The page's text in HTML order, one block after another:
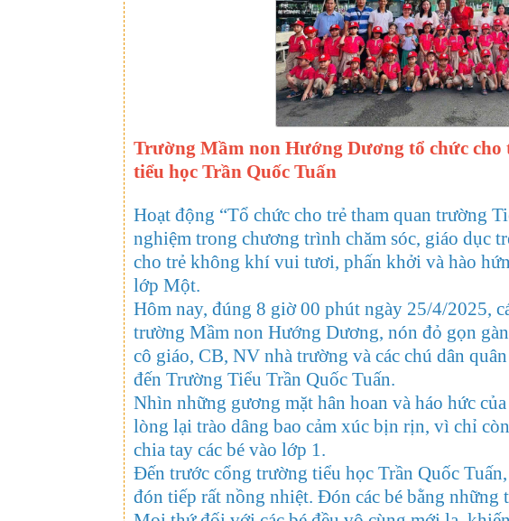
Trường Mầm non Hướng Dương tổ chức
tiểu học Trần Quốc Tuấn
Hoạt động “Tổ chức cho trẻ tham quan trường
nghiệm trong chương trình chăm sóc, giáo dục
cho trẻ không khí vui tươi, phấn khởi và hào
lớp Một.
Hôm nay, đúng 8 giờ 00 phút ngày 25/4/2025,
trường Mầm non Hướng Dương, nón đỏ gọn
cô giáo, CB, NV nhà trường và các chú dân
đến Trường Tiểu Trần Quốc Tuấn.
Nhìn những gương mặt hân hoan và háo hức
lòng lại trào dâng bao cảm xúc bịn rịn, vì chỉ
chia tay các bé vào lớp 1.
Đến trước cổng trường tiểu học Trần Quốc
đón tiếp rất nồng nhiệt. Đón các bé bằng những